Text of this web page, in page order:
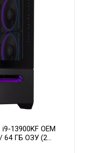
13900KF OEM
64 ГБ ОЗУ (2
16GB GDDR7